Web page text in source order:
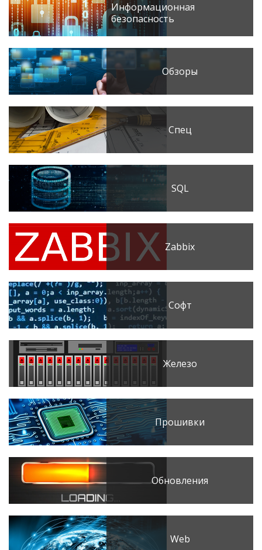
Информационная
безопасность
Обзоры
Спец
SQL
Zabbix
Софт
Железо
Прошивки
Обновления
Web